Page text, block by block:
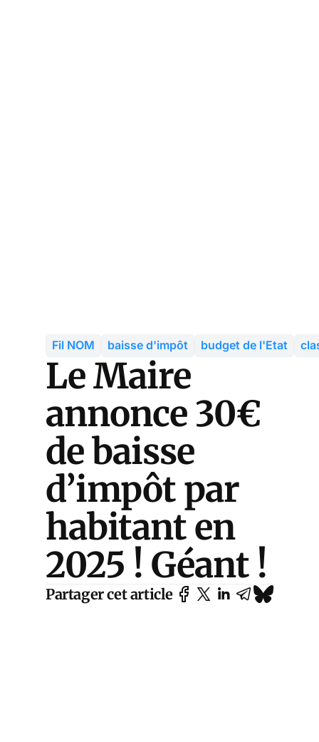
Fil NOM baisse d'impôt budget de l'Etat
Le Maire
annonce 30€
de baisse
d’impôt par
habitant en
2025 ! Géant !
Partager cet article